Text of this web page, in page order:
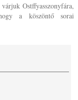
Ostffyasszonyfára,
a köszöntő sorai